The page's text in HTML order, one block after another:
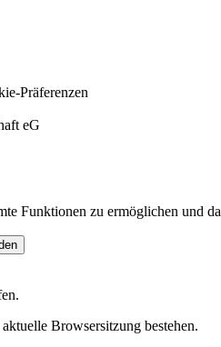
Präferenzen
eG
Funktionen zu ermöglichen und
Browsersitzung bestehen.